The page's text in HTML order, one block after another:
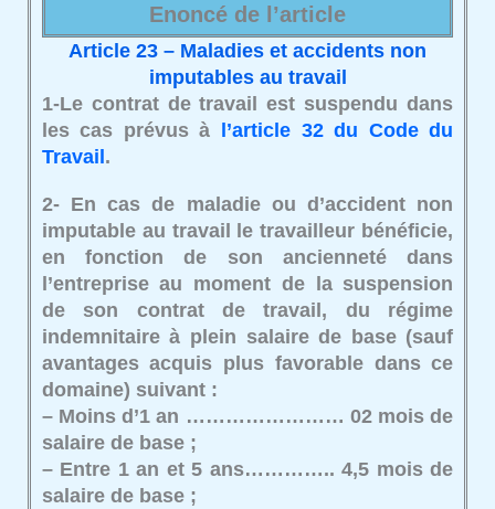
Enoncé de l’article
Article 23 – Maladies et accidents non
imputables au travail
1-Le contrat de travail est suspendu dans
les cas prévus à l’article 32 du Code du
Travail.
2- En cas de maladie ou d’accident non
imputable au travail le travailleur bénéficie,
en fonction de son ancienneté dans
l’entreprise au moment de la suspension
de son contrat de travail, du régime
indemnitaire à plein salaire de base (sauf
avantages acquis plus favorable dans ce
domaine) suivant :
– Moins d’1 an …………………… 02 mois de
salaire de base ;
– Entre 1 an et 5 ans………….. 4,5 mois de
salaire de base ;